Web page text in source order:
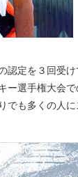
認定を３回受
ー選手権大会
でも多くの人